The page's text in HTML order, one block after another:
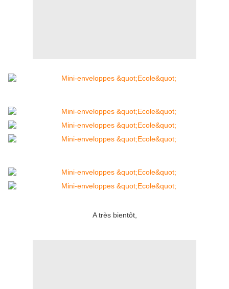
A très bientôt,